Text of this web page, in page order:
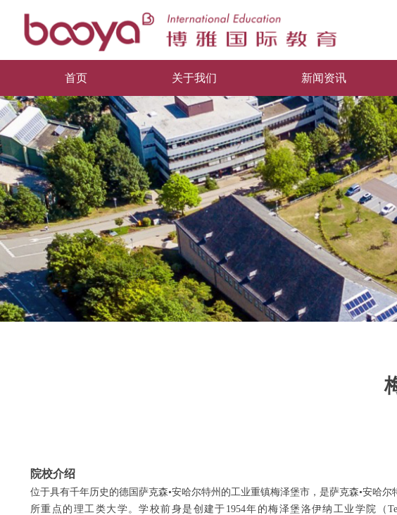
首页 关于我们 新闻资讯
院校介绍
位于具有千年历史的德国萨克森•安哈尔特州的工业重镇梅泽堡市，是萨克森•安哈尔
所重点的理工类大学。学校前身是创建于1954年的梅泽堡洛伊纳工业学院（